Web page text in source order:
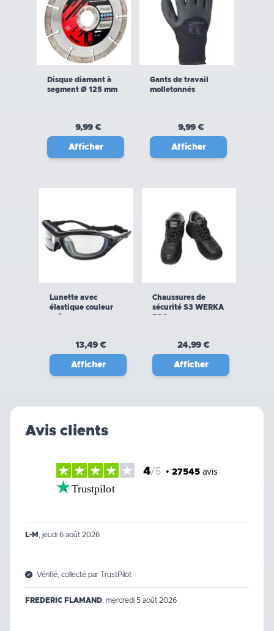
Disque diamant à
segment Ø 125 mm
9,99 €
Afficher
Gants de travail
molletonnés
9,99 €
Afficher
Lunette avec
élastique couleur
noir
13,49 €
Afficher
Chaussures de
sécurité S3 WERKA
PRO
24,99 €
Afficher
Avis clients
4/5 • 27545 avis
Trustpilot
L-M jeudi 6 août 2026
Vérifié, collecté par TrustPilot
FREDERIC FLAMAND mercredi 5 août 2026